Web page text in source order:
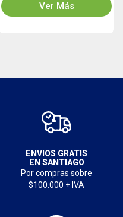
Ver Más
ENVIOS GRATIS
EN SANTIAGO
Por compras sobre
$100.000 + IVA